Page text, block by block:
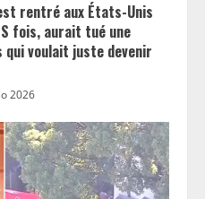
rentré aux États-Unis
fois, aurait tué une
voulait juste devenir
2026